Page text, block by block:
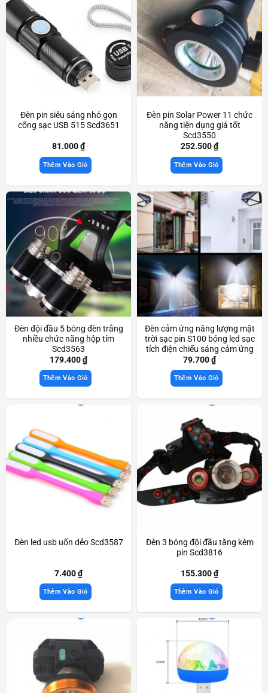
Đèn pin siêu sáng nhỏ gọn
cổng sạc USB 515 Scd3651
81.000₫
Thêm Vào Giỏ
Đèn pin Solar Power 11 chức
năng tiện dụng giá tốt
Scd3550
252.500₫
Thêm Vào Giỏ
Đèn đội đầu 5 bóng đèn trắng
nhiều chức năng hộp tím
Scd3563
179.400₫
Thêm Vào Giỏ
Đèn cảm ứng năng lượng mặt
trời sạc pin S100 bóng led sạc
tích điện chiếu sáng cảm ứng
thông minh Scd3530
79.700₫
Thêm Vào Giỏ
Đèn led usb uốn dẻo Scd3587
7.400₫
Thêm Vào Giỏ
Đèn 3 bóng đội đầu tặng kèm
pin Scd3816
155.300₫
Thêm Vào Giỏ